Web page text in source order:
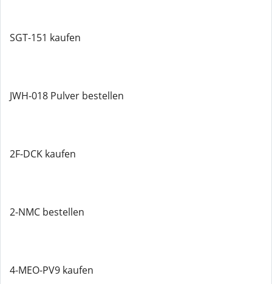
SGT-151 kaufen
JWH-018 Pulver bestellen
2F-DCK kaufen
2-NMC bestellen
4-MEO-PV9 kaufen